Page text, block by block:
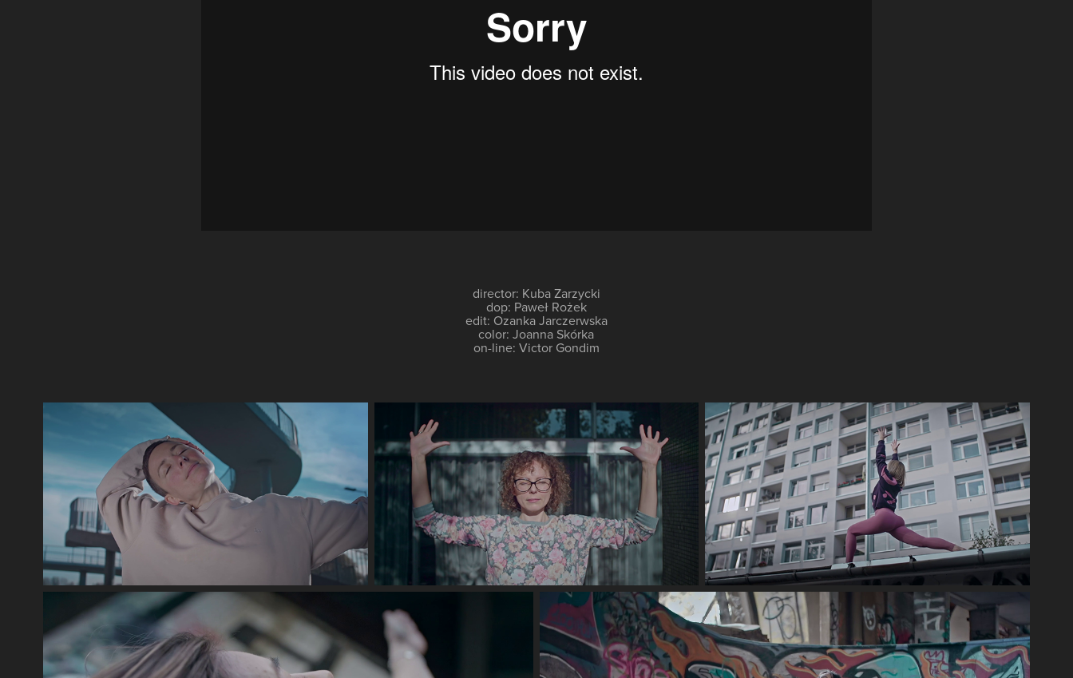
director: Kuba Zarzycki
dop: Paweł Rożek
edit: Ozanka Jarczerwska
color: Joanna Skórka
on-line: Victor Gondim